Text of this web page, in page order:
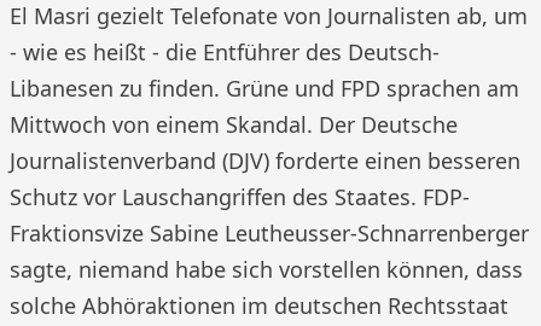
El Masri gezielt Telefonate von Journalisten ab, um
- wie es heißt - die Entführer des Deutsch-
Libanesen zu finden. Grüne und FPD sprachen am
Mittwoch von einem Skandal. Der Deutsche
Journalistenverband (DJV) forderte einen besseren
Schutz vor Lauschangriffen des Staates. FDP-
Fraktionsvize Sabine Leutheusser-Schnarrenberger
sagte, niemand habe sich vorstellen können, dass
solche Abhöraktionen im deutschen Rechtsstaat